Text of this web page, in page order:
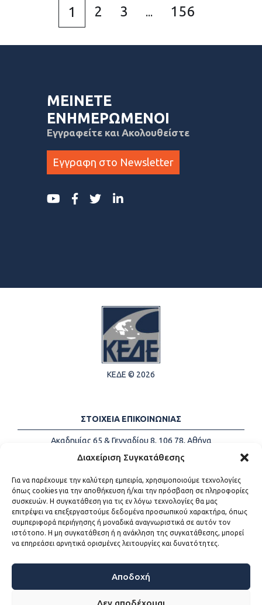
Διαχείριση Συγκατάθεσης
Για να παρέχουμε την καλύτερη εμπειρία, χρησιμοποιούμε τεχνολογίες
όπως cookies για την αποθήκευση ή/και την πρόσβαση σε πληροφορίες
συσκευών. Η συγκατάθεση για τις εν λόγω τεχνολογίες θα μας
επιτρέψει να επεξεργαστούμε δεδομένα προσωπικού χαρακτήρα, όπως
συμπεριφορά περιήγησης ή μοναδικά αναγνωριστικά σε αυτόν τον
ιστότοπο. Η μη συγκατάθεση ή η ανάκληση της συγκατάθεσης, μπορεί
να επηρεάσει αρνητικά ορισμένες λειτουργίες και δυνατότητες.
Αποδοχή
Δεν αποδέχομαι
1 2 3 ... 156
ΜΕΙΝΕΤΕ
ΕΝΗΜΕΡΩΜΕΝΟΙ
Εγγραφείτε και Ακολουθείστε
Εγγραφη στο Newsletter
ΚΕΔΕ © 2026
ΣΤΟΙΧΕΙΑ ΕΠΙΚΟΙΝΩΝΙΑΣ
Ακαδημίας 65 & Γενναδίου 8, 106 78, Αθήνα
Τηλέφωνα:
+30 213-2147500
Email:
info@kede.gr
ΧΡΗΣΙΜΟΙ ΣΥΝΔΕΣΜΟΙ
Η ΚΕΔΕ
Sitemap
Προσβασιμότητα
Όροι χρήσης